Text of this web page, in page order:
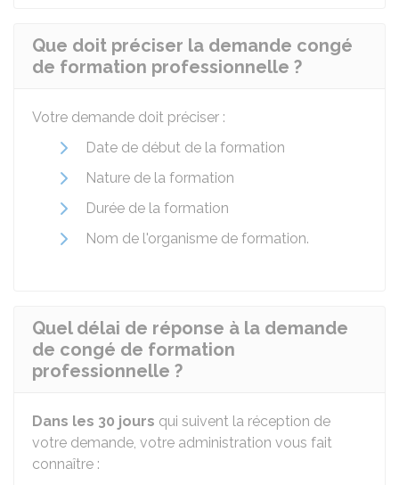
Que doit préciser la demande congé
de formation professionnelle ?
Votre demande doit préciser :
Date de début de la formation
Nature de la formation
Durée de la formation
Nom de l'organisme de formation.
Quel délai de réponse à la demande
de congé de formation
professionnelle ?
Dans les 30 jours qui suivent la réception de
votre demande, votre administration vous fait
connaître :